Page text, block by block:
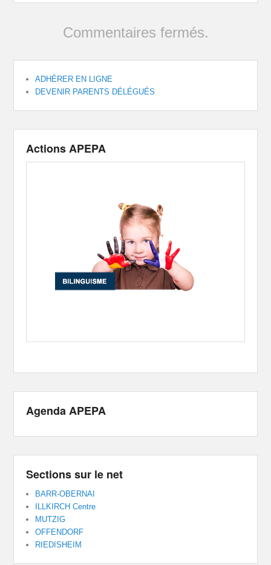
Commentaires fermés.
ADHÉRER EN LIGNE
DEVENIR PARENTS DÉLÉGUÉS
Actions APEPA
Agenda APEPA
Sections sur le net
BARR-OBERNAI
ILLKIRCH Centre
MUTZIG
OFFENDORF
RIEDISHEIM